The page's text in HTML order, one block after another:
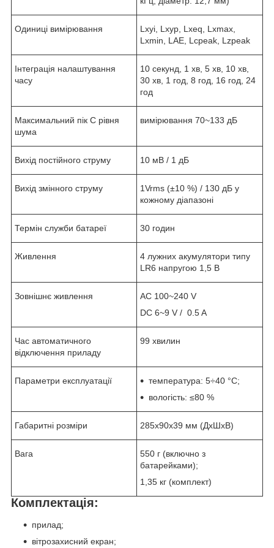
Одиниці вимірювання
Lxyi, Lxyp, Lxeq, Lxmax,
Lxmin, LAE, Lcpeak, Lzpeak
Інтеграція налаштування
часу
10 секунд, 1 хв, 5 хв, 10 хв,
30 хв, 1 год, 8 год, 16 год, 24
год
Максимальний пік C рівня
шума
вимірювання 70~133 дБ
Вихід постійного струму 10 мВ / 1 дБ
Вихід змінного струму
1Vrms (±10 %) / 130 дБ у
кожному діапазоні
Термін служби батареї 30 годин
Живлення
4 лужних акумулятори типу
LR6 напругою 1,5 В
Зовнішнє живлення
AC 100~240 V
DC 6~9 V / 0.5 A
Час автоматичного
відключення приладу
99 хвилин
Параметри експлуатації
температура: 5÷40 °C;
вологість: ≤80 %
Габаритні розміри 285x90x39 мм (ДхШхВ)
Вага
550 г (включно з
батарейками);
1,35 кг (комплект)
Комплектація:
прилад;
вітрозахисний екран;